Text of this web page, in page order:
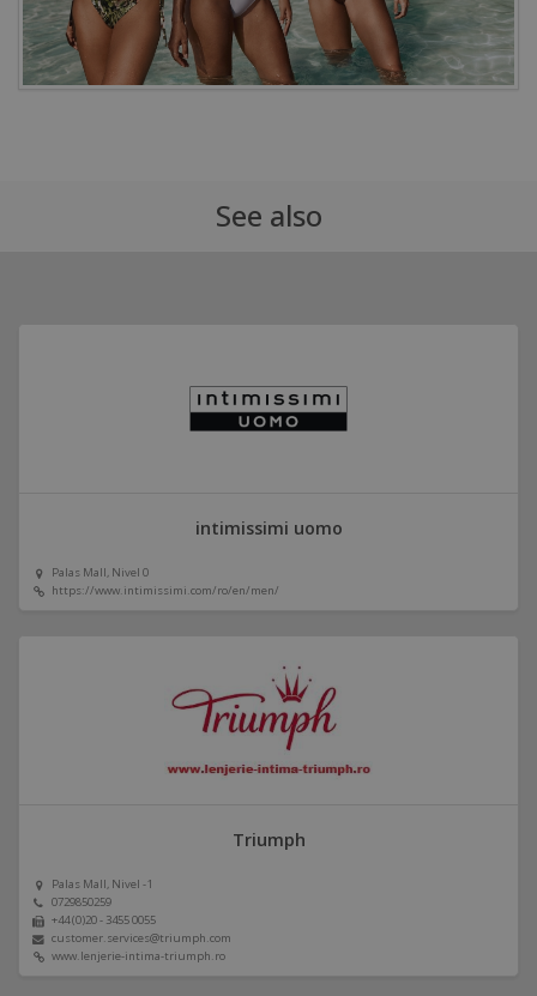
See also
intimissimi uomo
Palas Mall, Nivel 0
https://www.intimissimi.com/ro/en/men/
Triumph
Palas Mall, Nivel -1
0729850259
+44 (0)20 - 3455 0055
customer.services@triumph.com
www.lenjerie-intima-triumph.ro